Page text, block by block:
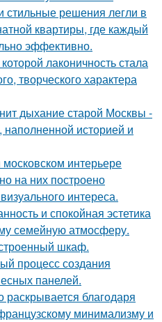
стильные решения легли в
квартиры, где каждый
эффективно.
лаконичность стала
творческого характера
дыхание старой Москвы -
наполненной историей и
интерьере
на них построено
интереса.
и спокойная эстетика
семейную атмосферу.
шкаф.
процесс создания
панелей.
раскрывается благодаря
минимализму и